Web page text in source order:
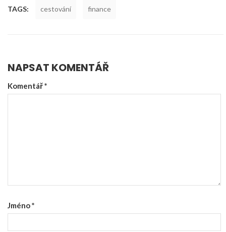
TAGS: cestování finance
NAPSAT KOMENTÁŘ
Komentář*
Jméno*